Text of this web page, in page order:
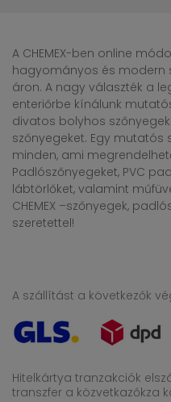
A CHEMEX-ben online
hagyományos és modern
áron. A nagy választék a
enteriőrbe kínálunk
divatos bolyhos
szőnyegeket. Egy
minden, ami
Padlószőnyegeket, PVC
lábtörlőket, valamint
CHEMEX –szőnyegek,
szeretettel!
A szállítást a következők
Hitelkártya tranzakciók
transzfer a közvetkazőkza